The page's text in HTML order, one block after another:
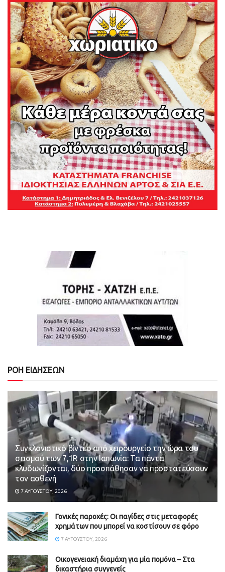
ΡΟΗ ΕΙΔΗΣΕΩΝ
Συγκλονιστικό βίντεο από χειρουργείο την ώρα του
σεισμού των 7,1R στην Ιαπωνία: Τα πάντα
κλυδωνίζονται, δύο προσπάθησαν να προστατεύσουν
τον ασθενή
7 ΑΥΓΟΎΣΤΟΥ, 2026
Γονικές παροχές: Οι παγίδες στις μεταφορές
χρημάτων που μπορεί να κοστίσουν σε φόρο
7 ΑΥΓΟΎΣΤΟΥ, 2026
Οικογενειακή διαμάχη για μία πομόνα – Στα
δικαστήρια συγγενείς